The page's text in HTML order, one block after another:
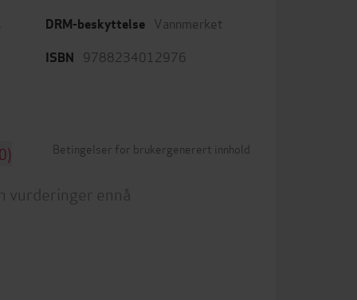
DRM-beskyttelse Vannmerket
ISBN 9788234012976
Betingelser for brukergenerert innhold
vurderinger ennå